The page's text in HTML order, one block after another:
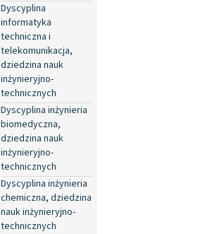
Dyscyplina
informatyka
techniczna i
telekomunikacja,
dziedzina nauk
inżynieryjno-
technicznych
Dyscyplina inżynieria
biomedyczna,
dziedzina nauk
inżynieryjno-
technicznych
Dyscyplina inżynieria
chemiczna, dziedzina
nauk inżynieryjno-
technicznych